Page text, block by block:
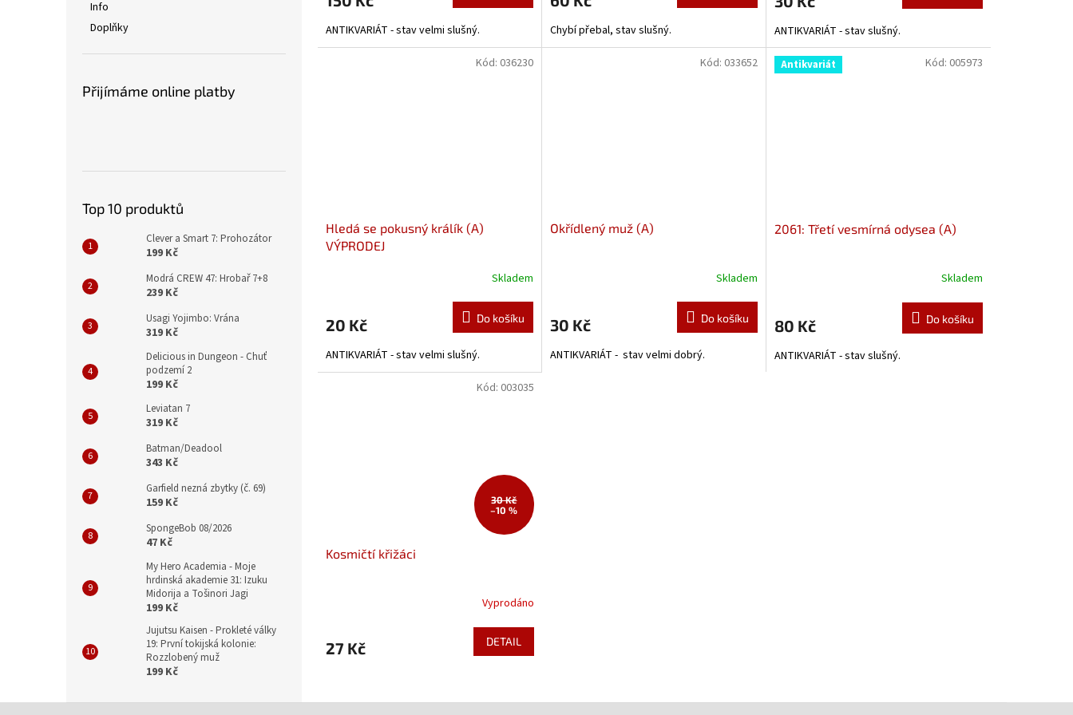
Info
Doplňky
Přijímáme online platby
Top 10 produktů
Clever a Smart 7: Prohozátor
199 Kč
Modrá CREW 47: Hrobař 7+8
239 Kč
Usagi Yojimbo: Vrána
319 Kč
Delicious in Dungeon - Chuť
podzemí 2
199 Kč
Leviatan 7
319 Kč
Batman/Deadool
343 Kč
Garfield nezná zbytky (č. 69)
159 Kč
SpongeBob 08/2026
47 Kč
My Hero Academia - Moje
hrdinská akademie 31: Izuku
Midorija a Tošinori Jagi
199 Kč
Jujutsu Kaisen - Prokleté války
19: První tokijská kolonie:
Rozzlobený muž
199 Kč
ANTIKVARIÁT - stav velmi slušný. Chybí přebal, stav slušný. ANTIKVARIÁT - stav slušný.
Hledá se pokusný králík (A)
VÝPRODEJ
Skladem
20 Kč Do košíku
ANTIKVARIÁT - stav velmi slušný.
Kód: 036230
Okřídlený muž (A)
Skladem
30 Kč Do košíku
ANTIKVARIÁT - stav velmi dobrý.
Kód: 033652 Antikvariát
2061: Třetí vesmírná odysea (A)
Skladem
80 Kč Do košíku
ANTIKVARIÁT - stav slušný.
Kód: 005973
30 Kč
–10 %
Kosmičtí křižáci
Vyprodáno
27 Kč DETAIL
Kód: 003035
v